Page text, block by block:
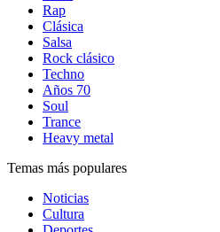
Rap
Clásica
Salsa
Rock clásico
Techno
Años 70
Soul
Trance
Heavy metal
Temas más populares
Noticias
Cultura